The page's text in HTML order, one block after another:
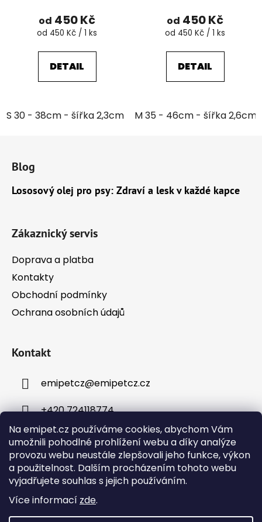
Na emipet.cz používáme cookies, abychom Vám
umožnili pohodlné prohlížení webu a díky analýze
provozu webu neustále zlepšovali jeho funkce, výkon
a použitelnost. Dalším procházením tohoto webu
vyjadřujete souhlas s jejich používáním.
Více informací zde.
od 450 Kč
Měrná
od 450 Kč / 1 ks
DETAIL
S 30 - 38cm - šířka 2,3cm L 39 - 51cm - šířka 3,2cm
od 450 Kč
Měrná
od 450 Kč / 1 ks
DETAIL
M 35 - 46cm - šířka 2,6cm
Blog
Lososový olej pro psy: Zdraví a lesk v každé kapce
Zákaznický servis
Doprava a platba
Kontakty
Obchodní podmínky
Ochrana osobních údajů
Kontakt
emipetcz@emipetcz.cz
+420 724118774
Instagram